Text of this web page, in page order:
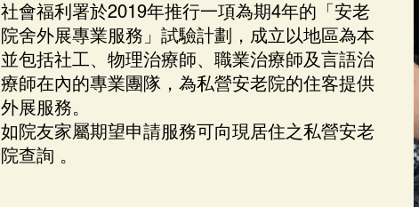
社會福利署於2019年推行一項為期4年的「安老
院舍外展專業服務」試驗計劃，成立以地區為本
並包括社工、物理治療師、職業治療師及言語治
療師在內的專業團隊，為私營安老院的住客提供
外展服務。
如院友家屬期望申請服務可向現居住之私營安老
院查詢 。